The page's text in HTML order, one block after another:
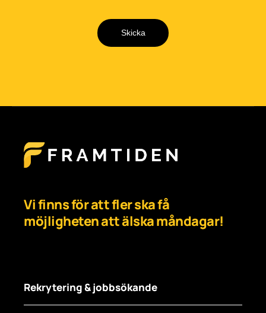
Skicka
Vi finns för att fler ska få
möjligheten att älska måndagar!
Rekrytering & jobbsökande